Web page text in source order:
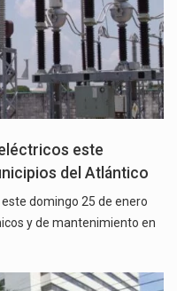
este
del Atlántico
domingo 25 de enero
y de mantenimiento en